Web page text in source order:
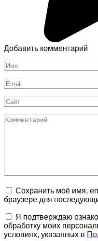
Добавить комментарий
Имя
*
Email
*
Сайт
Комментарий
Сохранить моё имя,
браузере для
Я подтверждаю
обработку моих
условиях, указанных в